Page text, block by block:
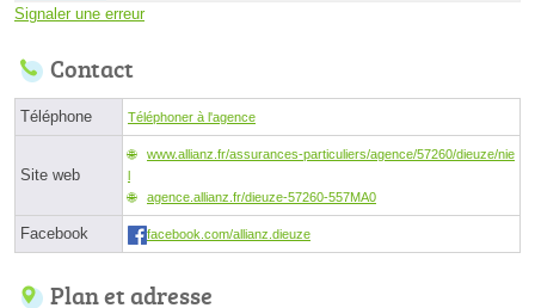
Signaler une erreur
Contact
Téléphone Téléphoner à l'agence
Site web
www.allianz.fr/assurances-particuliers/agence/57260/dieuze/nie
l
agence.allianz.fr/dieuze-57260-557MA0
Facebook facebook.com/allianz.dieuze
Plan et adresse